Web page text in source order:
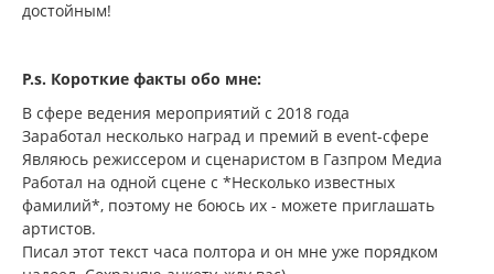
достойным!
P.s. Короткие факты обо мне:
В сфере ведения мероприятий с 2018 года
Заработал несколько наград и премий в event-сфере
Являюсь режиссером и сценаристом в Газпром Медиа
Работал на одной сцене с *Несколько известных
фамилий*, поэтому не боюсь их - можете приглашать
артистов.
Писал этот текст часа полтора и он мне уже порядком